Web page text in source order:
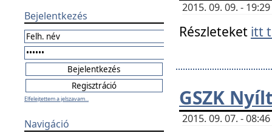
Bejelentkezés
Elfelejtettem a jelszavam...
Navigáció
2015. 09. 09. -
Részleteket itt
GSZK
2015. 09. 07. -